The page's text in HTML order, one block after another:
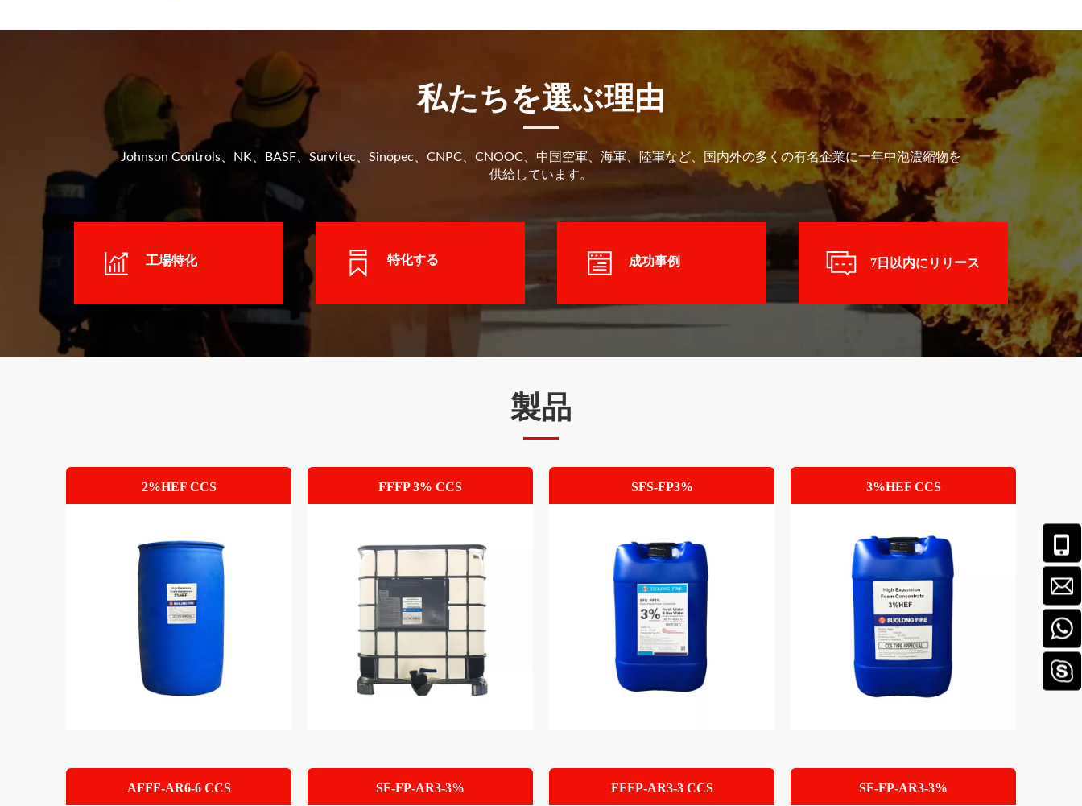
私たちを選ぶ理由
Johnson Controls、NK、BASF、Survitec、Sinopec、CNPC、CNOOC、中国空軍、海軍、陸軍など、国内外の多くの有名企業に一年中泡濃縮物を
供給しています。
工場特化
工場特化 特化する
特化する 成功事例
成功事例 7日以内にリリース
7日以内にリリース
製品
2%HEF CCS
AFFF-AR6-6 CCS
FFFP 3% CCS
SF-FP-AR3-3%
SFS-FP3%
FFFP-AR3-3 CCS
3%HEF CCS
SF-FP-AR3-3%